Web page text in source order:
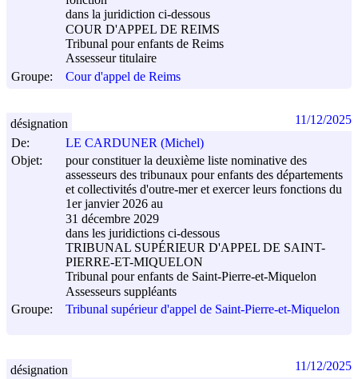
dans la juridiction ci-dessous
COUR D'APPEL DE REIMS
Tribunal pour enfants de Reims
Assesseur titulaire
Groupe:
Cour d'appel de Reims
De:
LE CARDUNER (Michel)
Objet:
pour constituer la deuxième liste nominative des
assesseurs des tribunaux pour enfants des départements
et collectivités d'outre-mer et exercer leurs fonctions du
1er janvier 2026 au
31 décembre 2029
dans les juridictions ci-dessous
TRIBUNAL SUPÉRIEUR D'APPEL DE SAINT-
PIERRE-ET-MIQUELON
Tribunal pour enfants de Saint-Pierre-et-Miquelon
Assesseurs suppléants
Groupe:
Tribunal supérieur d'appel de Saint-Pierre-et-Miquelon
désignation 11/12/2025
désignation 11/12/2025